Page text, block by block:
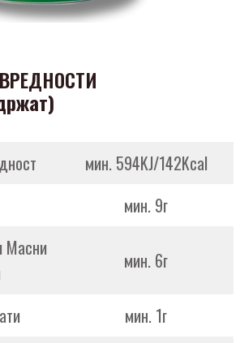
мин. 594KJ/142Kcal
мин. 9г
Масни
мин. 6г
мин. 1г